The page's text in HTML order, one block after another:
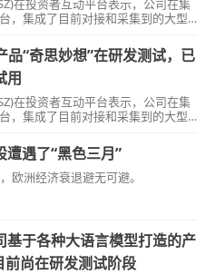
在投资者互动平台表示，公司在集
，集成了目前对接和采集到的大型
品“奇思妙想”在研发测试，已
用
在投资者互动平台表示，公司在集
，集成了目前对接和采集到的大型
遭遇了“黑色三月”
欧洲经济衰退避无可避。
基于各种大语言模型打造的产
前尚在研发测试阶段